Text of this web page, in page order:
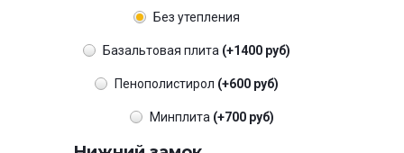
Без утепления
Базальтовая плита (+1400 руб)
Пенополистирол (+600 руб)
Минплита (+700 руб)